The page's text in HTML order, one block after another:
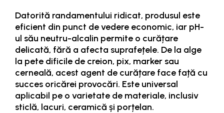
Datorită randamentului ridicat, produsul este
eficient din punct de vedere economic, iar pH-
ul său neutru-alcalin permite o curățare
delicată, fără a afecta suprafețele. De la alge
la pete dificile de creion, pix, marker sau
cerneală, acest agent de curățare face față cu
succes oricărei provocări. Este universal
aplicabil pe o varietate de materiale, inclusiv
sticlă, lacuri, ceramică și porțelan.